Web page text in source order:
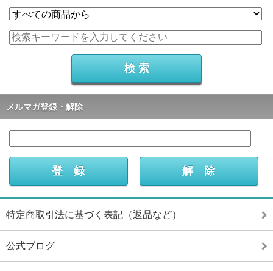
メルマガ登録・解除
特定商取引法に基づく表記（返品など）
公式ブログ